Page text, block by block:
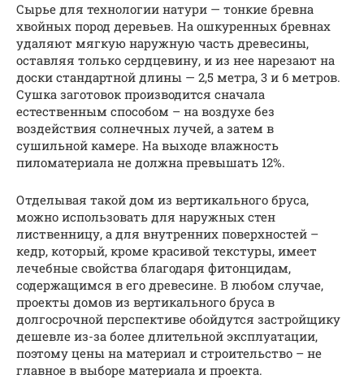
Сырье для технологии натури — тонкие бревна
хвойных пород деревьев. На ошкуренных бревнах
удаляют мягкую наружную часть древесины,
оставляя только сердцевину, и из нее нарезают на
доски стандартной длины — 2,5 метра, 3 и 6 метров.
Сушка заготовок производится сначала
естественным способом – на воздухе без
воздействия солнечных лучей, а затем в
сушильной камере. На выходе влажность
пиломатериала не должна превышать 12%.
Отделывая такой дом из вертикального бруса,
можно использовать для наружных стен
лиственницу, а для внутренних поверхностей –
кедр, который, кроме красивой текстуры, имеет
лечебные свойства благодаря фитонцидам,
содержащимся в его древесине. В любом случае,
проекты домов из вертикального бруса в
долгосрочной перспективе обойдутся застройщику
дешевле из-за более длительной эксплуатации,
поэтому цены на материал и строительство – не
главное в выборе материала и проекта.